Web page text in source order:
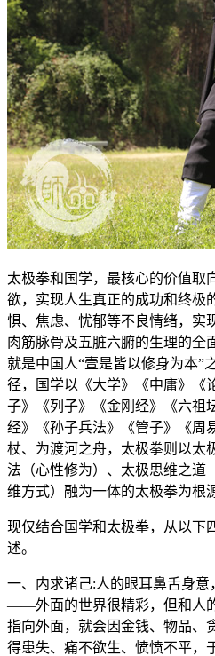
太极拳和国学，最核心的价值取
欲，实现人生真正的成功和终
惧、焦虑、忧郁等不良情绪，实
肉筋脉骨及五脏六腑的生理的
就是中国人“壹是皆以修身为本”
径，国学以《大学》《中庸》《
子》《列子》《金刚经》《六祖
经》《孙子兵法》《管子》《周
杖、为渡河之舟，太极拳则以太
法（心性修为）、太极思维之道
维方式）融为一体的太极拳为根
现仅结合国学和太极拳，从以下
述。
一、内求诸己:人的眼耳鼻舌身
——外面的世界很精彩，但和人
指向外面，就会因金钱、物品、
得患失、痛不欲生、愤愤不平，